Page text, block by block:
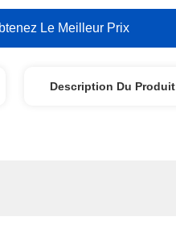
Le Meilleur Prix
Description Du Produit